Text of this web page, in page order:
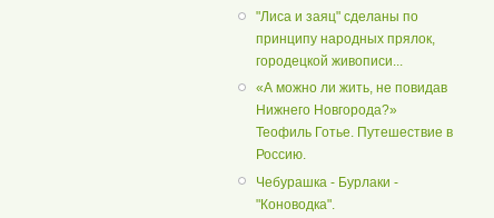
"Лиса и заяц" сделаны по
принципу народных прялок,
городецкой живописи...
«А можно ли жить, не повидав
Нижнего Новгорода?»
Теофиль Готье. Путешествие в
Россию.
Чебурашка - Бурлаки -
"Коноводка".